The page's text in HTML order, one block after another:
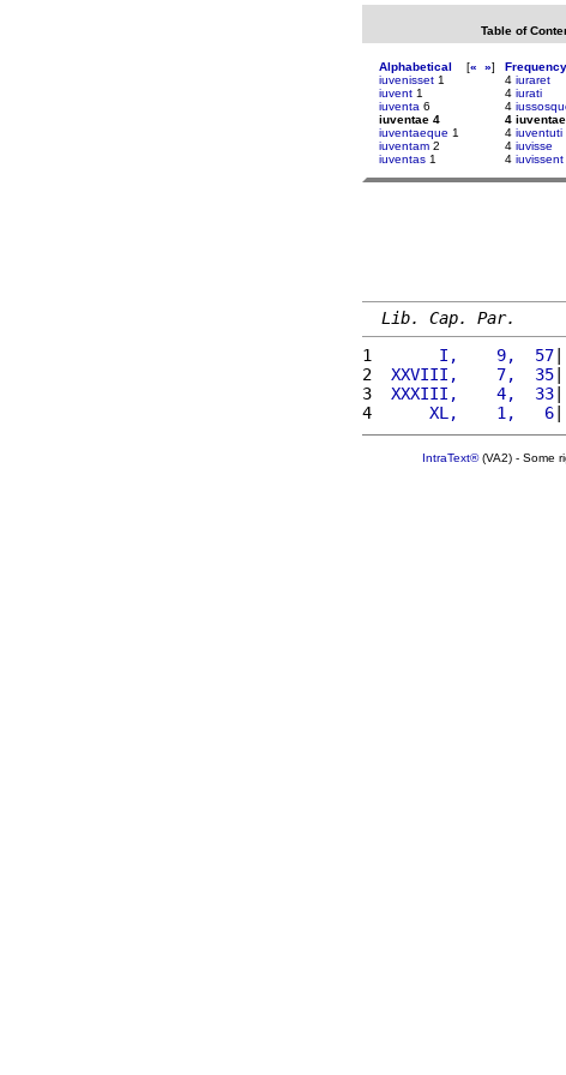
Table of
Alphabetical [« »]
iuvenisset 1
iuvent 1
iuventa 6
iuventae 4
iuventaeque 1
iuventam 2
iuventas 1
Frequency
4 iuraret
4 iurati
4
4 iuventae
4 iuventuti
4 iuvisse
4 iuvissent
Lib. Cap. Par.
1
      I,    9,  57
2
XXVIII,    7,  35
3
XXXIII,    4,  33|
4
     XL,    1,   6
IntraText®(VA2) - Some